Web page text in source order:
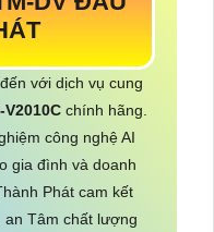
với dịch vụ cung
V2010C chính hãng.
công nghệ AI
gia đình và doanh
Phát cam kết
an Tâm chất lượng